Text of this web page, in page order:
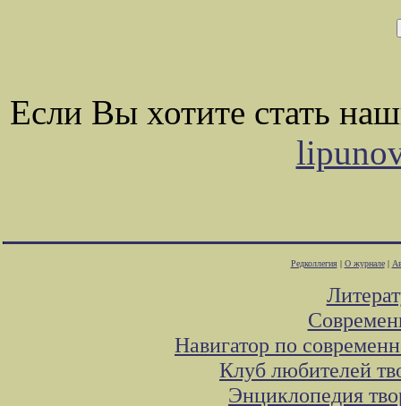
Если Вы хотите стать
Редколлегия| О журнале|
Навигатор по
Клуб любителей
Энциклопедия